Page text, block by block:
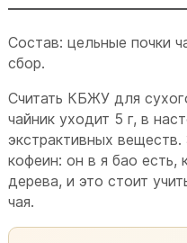
Состав: цельные почки
сбор.
Считать КБЖУ для
чайник уходит 5 г, в
экстрактивных
кофеин: он в я бао есть,
дерева, и это стоит
чая.